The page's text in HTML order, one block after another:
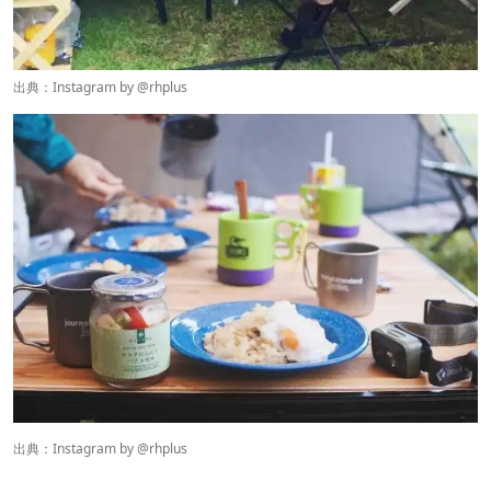
出典：Instagram by @rhplus
出典：Instagram by @rhplus